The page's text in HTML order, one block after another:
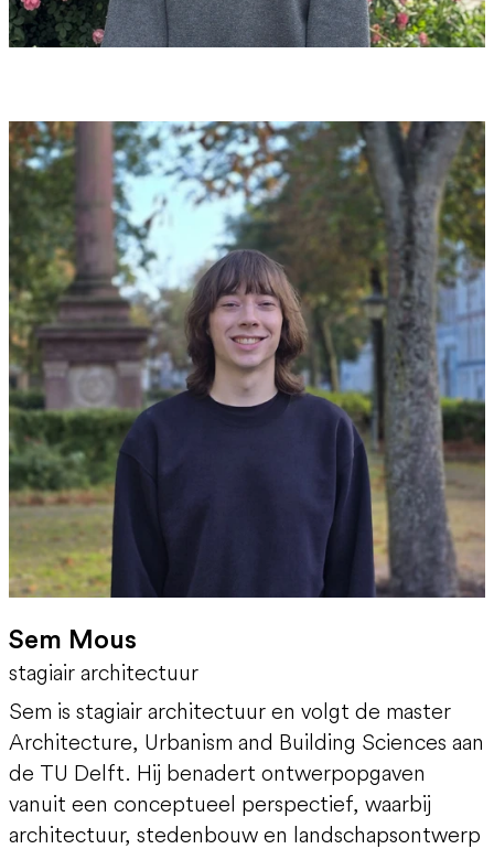
Sem Mous
stagiair architectuur
Sem is stagiair architectuur en volgt de master
Architecture, Urbanism and Building Sciences aan
de TU Delft. Hij benadert ontwerpopgaven
vanuit een conceptueel perspectief, waarbij
architectuur, stedenbouw en landschapsontwerp